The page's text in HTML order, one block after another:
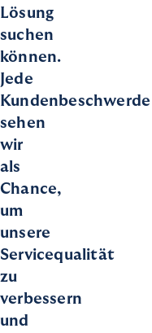
Lösung
suchen
können.
Jede
Kundenbeschwerde
sehen
wir
als
Chance,
um
unsere
Servicequalität
zu
verbessern
und